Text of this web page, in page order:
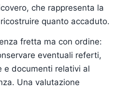
che rappresenta la
quanto accaduto.
fretta ma con ordine:
eventuali referti,
e documenti relativi al
Una valutazione